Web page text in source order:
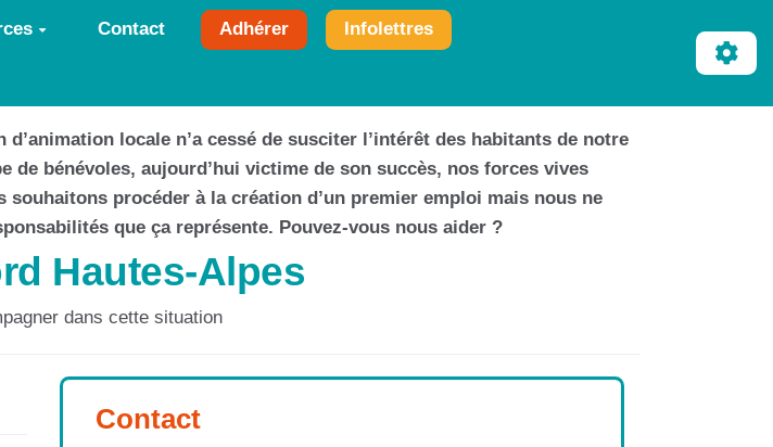
Contact Adhérer Infolettres
locale n’a cessé de susciter l’intérêt des habitants de notre
bénévoles, aujourd’hui victime de son succès, nos forces vives
procéder à la création d’un premier emploi mais nous ne
que ça représente. Pouvez-vous nous aider ?
Hautes-Alpes
dans cette situation
Contact